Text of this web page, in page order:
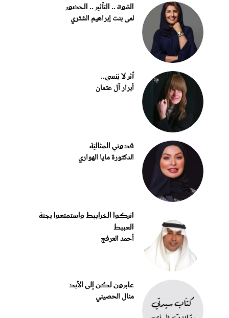
القوة .. التأثير .. الحضور
لمى بنت إبراهيم الشثري
أثر لا يُنسى..
أبرار آل عثمان
قدوتي المثاليّة
الدكتورة مايا الهواري
اتركوا الخرابيط واستمتعوا بجنة
العبيط
أحمد العرفج
عابرون لكن إلى الأبد
منال الحصيني